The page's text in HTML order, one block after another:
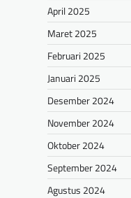
April 2025
Maret 2025
Februari 2025
Januari 2025
Desember 2024
November 2024
Oktober 2024
September 2024
Agustus 2024